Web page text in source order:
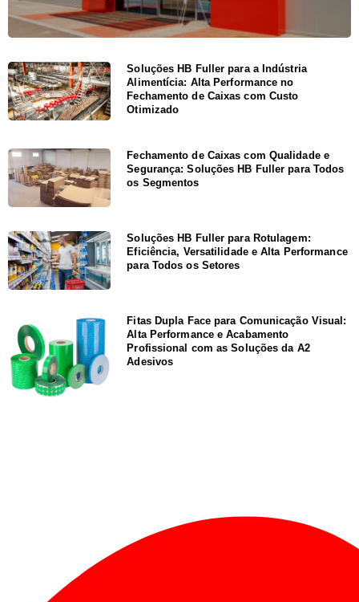
Soluções HB Fuller para a Indústria
Alimentícia: Alta Performance no
Fechamento de Caixas com Custo
Otimizado
Fechamento de Caixas com Qualidade e
Segurança: Soluções HB Fuller para Todos
os Segmentos
Soluções HB Fuller para Rotulagem:
Eficiência, Versatilidade e Alta Performance
para Todos os Setores
Fitas Dupla Face para Comunicação Visual:
Alta Performance e Acabamento
Profissional com as Soluções da A2
Adesivos